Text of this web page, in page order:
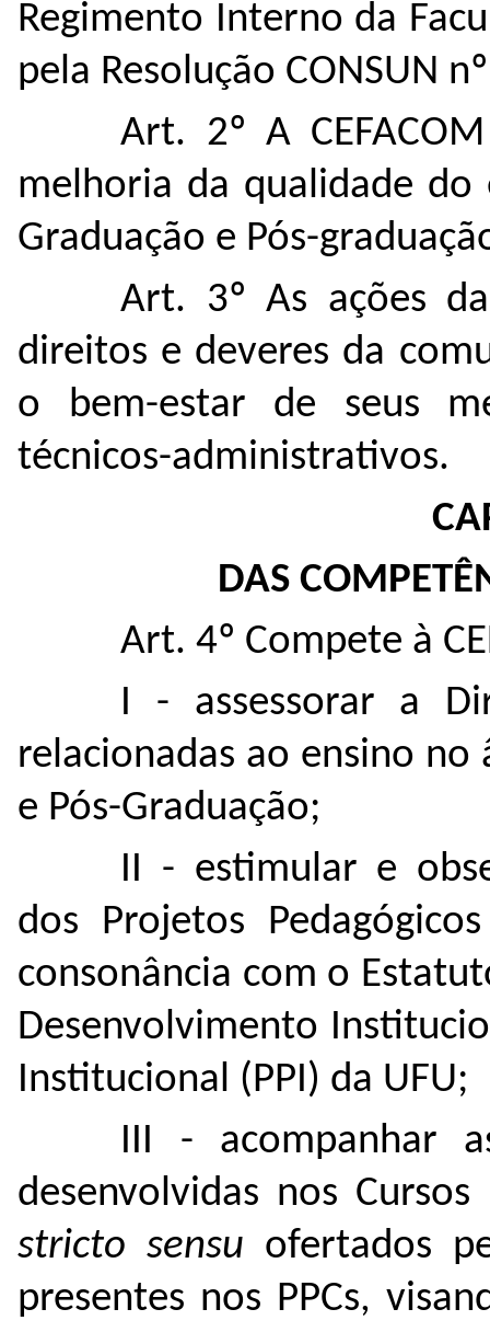
Regimento Interno da
pela Resolução CONSUN
Art. 2º A
melhoria da qualidade
Graduação e Pós-
Art. 3º As ações
direitos e deveres da
o bem-estar de seus
técnicos-administrativos.
DAS
Art. 4º Compete à
I - assessorar a
relacionadas ao ensino no
e Pós-Graduação;
II - estimular e
dos Projetos
consonância com o
Desenvolvimento
Institucional (PPI) da UFU;
III - acompanhar
desenvolvidas nos
stricto sensu ofertados
presentes nos PPCs,